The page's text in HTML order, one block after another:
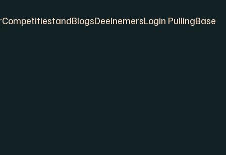
CompetitiestandBlogsDeelnemersLogin PullingBase